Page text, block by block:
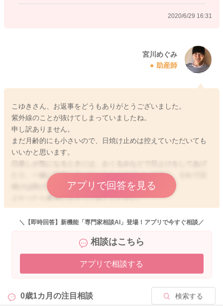
抱っこ紐でしたら、中は肌着とかでお出かけをされてもいいと
らおくるみなどで冷えないようにされるといいと思います。足
ーアーを履かせてあげて保温ができるようにするのもいいと思
いますよ。またお外に行ったらお包みなどを外してあげるとい
いと思いますよ。
ベビーカーでもアスファルトに近いため、暑くなりますので薄
着にさせてあげたり、濡れたタオルなどで拭いてあげるように
2020/6/29 12:25
2020/6/29 16:31
宮川めぐみ
助産師
こゆきさん、お返事をどうもありがとうございました。
紫外線のことが抜けてしまっていましたね。
申し訳ありません。
まだ月齢的にも小さいので、日焼け止めは控えていただいても
いいかと思います。
日差しが気になるときには、おくるみなどで日よけをしてあげ
たり、一緒に日傘に入っていただくのでいいですよ。それで日
焼けは防げます。
よかったら参考になさってみてください。
どうぞよろしくお願いします。
アプリで回答を見る
＼【即時回答】新機能「専門家相談AI」登場！アプリで今すぐ相談／
相談はこちら
アプリで相談する
0歳1カ月の注目相談 検索する